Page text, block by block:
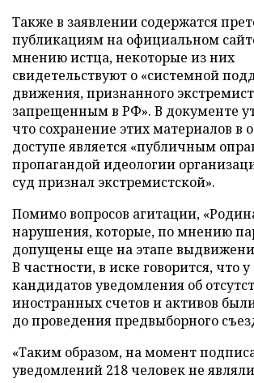
Также в заявлении содержатся
публикациям на официальном
мнению истца, некоторые из них
свидетельствуют о «системной
движения, признанного
запрещенным в РФ». В документе
что сохранение этих материалов в
доступе является «публичным
пропагандой идеологии
суд признал экстремистской».
Помимо вопросов агитации,
нарушения, которые, по мнению
допущены еще на этапе
В частности, в иске говорится, что у
кандидатов уведомления об
иностранных счетов и активов
до проведения предвыборного
«Таким образом, на момент
уведомлений 218 человек не